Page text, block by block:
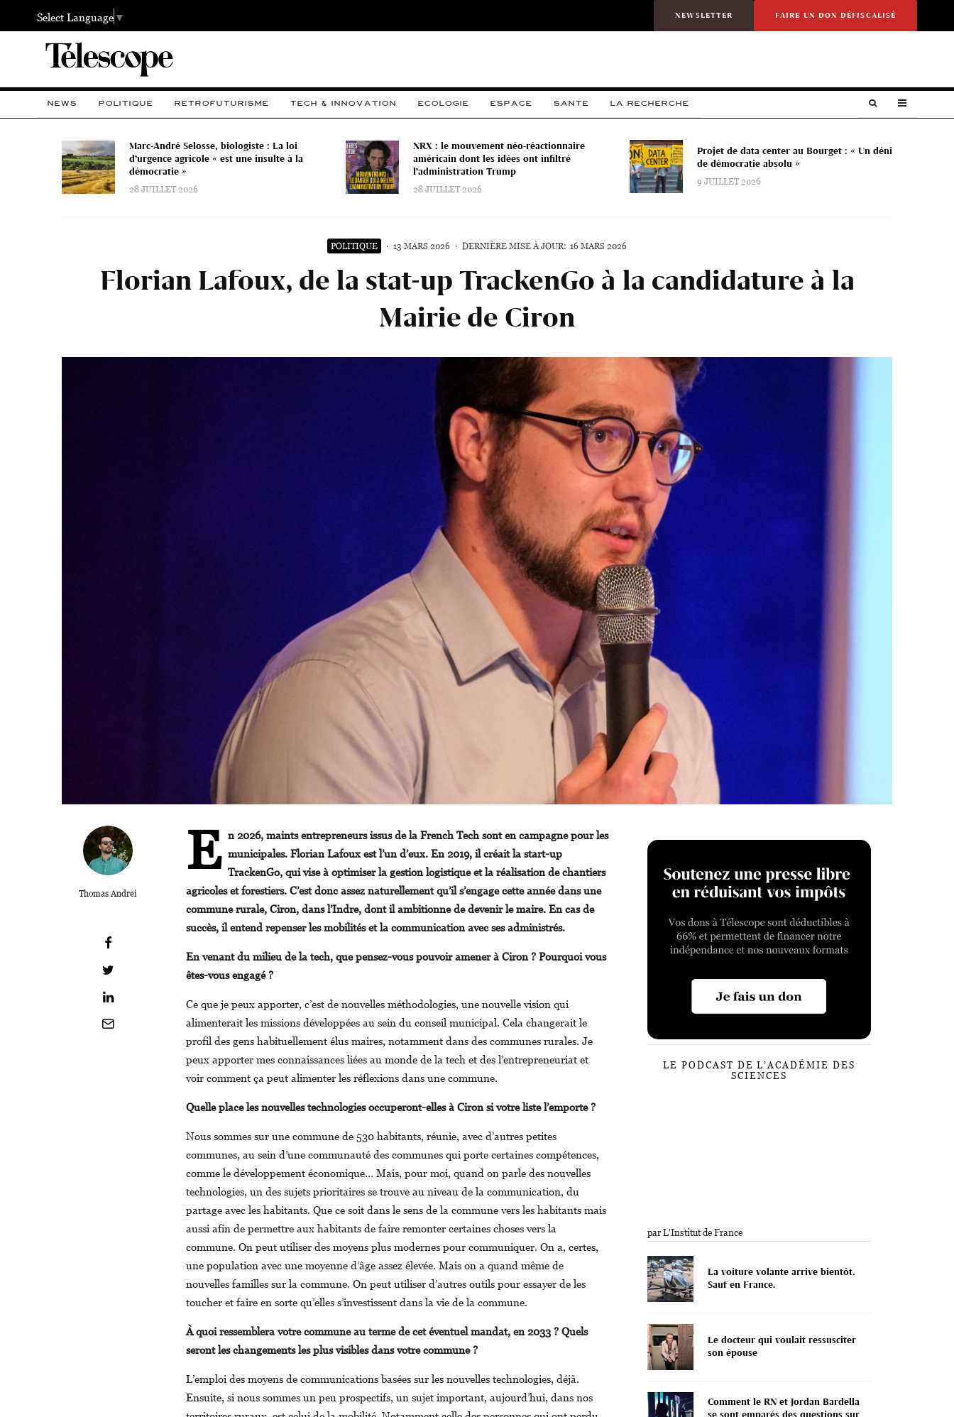
Select Language▼ NEWSLETTER FAIRE UN DON DÉFISCALISÉ
NEWS POLITIQUE RETROFUTURISME TECH & INNOVATION ECOLOGIE ESPACE SANTE LA RECHERCHE
Marc-André Selosse, biologiste : La loi
d’urgence agricole « est une insulte à la
démocratie »
28 JUILLET 2026
NRX : le mouvement néo-réactionnaire
américain dont les idées ont infiltré
l’administration Trump
28 JUILLET 2026
Projet de data center au Bourget : « Un déni
de démocratie absolu »
9 JUILLET 2026
POLITIQUE · 13 MARS 2026 · DERNIÈRE MISE À JOUR: 16 MARS 2026
Florian Lafoux, de la stat-up TrackenGo à la candidature à la
Mairie de Ciron
Thomas Andrei
E n 2026, maints entrepreneurs issus de la French Tech sont en campagne pour les
municipales. Florian Lafoux est l’un d’eux. En 2019, il créait la start-up
TrackenGo, qui vise à optimiser la gestion logistique et la réalisation de chantiers
agricoles et forestiers. C’est donc assez naturellement qu’il s’engage cette année dans une
commune rurale, Ciron, dans l’Indre, dont il ambitionne de devenir le maire. En cas de
succès, il entend repenser les mobilités et la communication avec ses administrés.
En venant du milieu de la tech, que pensez-vous pouvoir amener à Ciron ? Pourquoi vous
êtes-vous engagé ?
Ce que je peux apporter, c’est de nouvelles méthodologies, une nouvelle vision qui
alimenterait les missions développées au sein du conseil municipal. Cela changerait le
profil des gens habituellement élus maires, notamment dans des communes rurales. Je
peux apporter mes connaissances liées au monde de la tech et des l’entrepreneuriat et
voir comment ça peut alimenter les réflexions dans une commune.
Quelle place les nouvelles technologies occuperont-elles à Ciron si votre liste l’emporte ?
Nous sommes sur une commune de 530 habitants, réunie, avec d’autres petites
communes, au sein d’une communauté des communes qui porte certaines compétences,
comme le développement économique… Mais, pour moi, quand on parle des nouvelles
technologies, un des sujets prioritaires se trouve au niveau de la communication, du
partage avec les habitants. Que ce soit dans le sens de la commune vers les habitants mais
aussi afin de permettre aux habitants de faire remonter certaines choses vers la
commune. On peut utiliser des moyens plus modernes pour communiquer. On a, certes,
une population avec une moyenne d’âge assez élevée. Mais on a quand même de
nouvelles familles sur la commune. On peut utiliser d’autres outils pour essayer de les
toucher et faire en sorte qu’elles s’investissent dans la vie de la commune.
À quoi ressemblera votre commune au terme de cet éventuel mandat, en 2033 ? Quels
seront les changements les plus visibles dans votre commune ?
L’emploi des moyens de communications basées sur les nouvelles technologies, déjà.
Ensuite, si nous sommes un peu prospectifs, un sujet important, aujourd’hui, dans nos
LE PODCAST DE L’ACADÉMIE DES
SCIENCES
par L'Institut de France
La voiture volante arrive bientôt.
Sauf en France.
Le docteur qui voulait ressusciter
son épouse
Comment le RN et Jordan Bardella
se sont emparés des questions sur